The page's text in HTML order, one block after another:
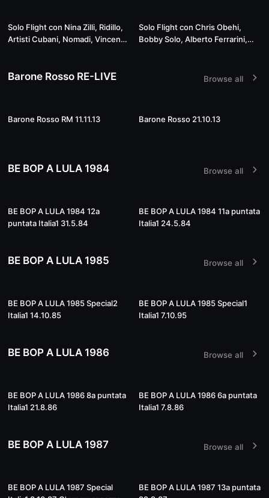
Live
Solo Flight con Nina Zilli, Ridillo,
Artisti Cubani, Nomadi, Vincenzo
22.6.2020 ...
Solo Flight con Chris Obehi,
Bobby Solo, Alberto Ferrarini,
best guitars on vinyl 15.6.2020
Barone Rosso RE-LIVE Browse all
03:07:27
Barone Rosso RM 11.11.13 Barone Rosso 21.10.13
BE BOP A LULA 1984 Browse all
BE BOP A LULA 1984 12a
puntata Italia1 31.5.84
55:36
BE BOP A LULA 1984 11a puntata
Italia1 24.5.84
BE BOP A LULA 1985 Browse all
01:18:50
BE BOP A LULA 1985 Special2
Italia1 14.10.85
01:14:51
BE BOP A LULA 1985 Special1
Italia1 7.10.95
BE BOP A LULA 1986 Browse all
01:24:11
BE BOP A LULA 1986 8a puntata
Italia1 21.8.86
01:22:55
BE BOP A LULA 1986 6a puntata
Italia1 7.8.86
BE BOP A LULA 1987 Browse all
50:47
BE BOP A LULA 1987 Special
50:44
BE BOP A LULA 1987 13a puntata